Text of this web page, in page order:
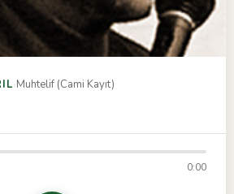
›Muhtelif (Cami Kayıt)
0:00